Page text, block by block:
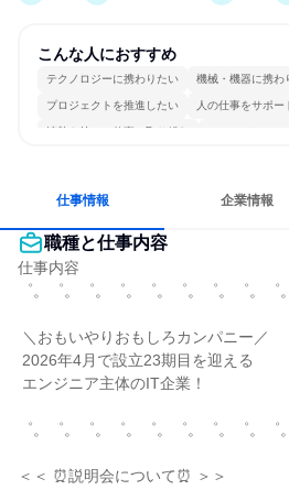
こんな人におすすめ
テクノロジーに携わりたい 機械・機器に携わ
プロジェクトを推進したい 人の仕事をサポー
情熱を持って仕事に取り組む コミュニケーシ
仕事情報 企業情報
職種と仕事内容
仕事内容
゜。゜。゜。゜。゜。゜。゜。゜。゜
゜。゜。゜。゜。゜。゜。゜。゜。゜
＜＜ ⏰説明会について⏰ ＞＞